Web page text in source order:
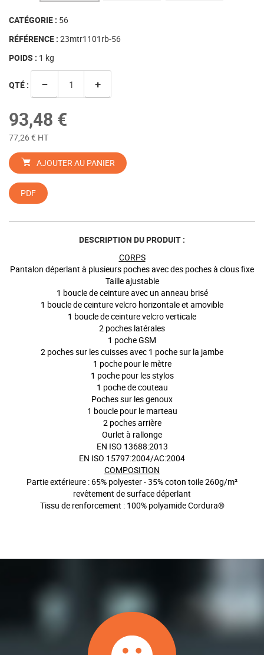
CATÉGORIE : 56
RÉFÉRENCE : 23mtr1101rb-56
POIDS : 1 kg
QTÉ : − +
93,48 €
77,26 € HT
AJOUTER AU PANIER
PDF
DESCRIPTION DU PRODUIT :
CORPS
Pantalon déperlant à plusieurs poches avec des poches à clous fixe
Taille ajustable
1 boucle de ceinture avec un anneau brisé
1 boucle de ceinture velcro horizontale et amovible
1 boucle de ceinture velcro verticale
2 poches latérales
1 poche GSM
2 poches sur les cuisses avec 1 poche sur la jambe
1 poche pour le mètre
1 poche pour les stylos
1 poche de couteau
Poches sur les genoux
1 boucle pour le marteau
2 poches arrière
Ourlet à rallonge
EN ISO 13688:2013
EN ISO 15797:2004/AC:2004
COMPOSITION
Partie extérieure : 65% polyester - 35% coton toile 260g/m²
revêtement de surface déperlant
Tissu de renforcement : 100% polyamide Cordura®